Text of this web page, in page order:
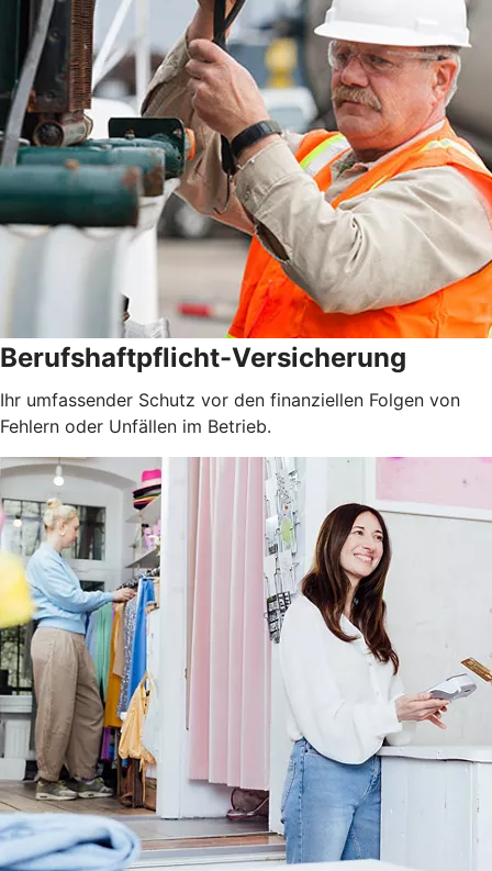
Berufshaftpflicht-Versicherung
Ihr umfassender Schutz vor den finanziellen Folgen von
Fehlern oder Unfällen im Betrieb.